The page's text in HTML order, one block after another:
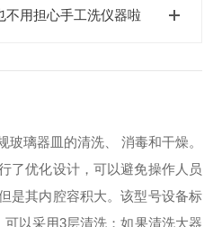
不用担心手工洗仪器啦
玻璃器皿的清洗、 消毒和干燥。
了优化设计，可以避免操作人员
是其内腔容积大。该型号设备标
以采用3层清洗；如果清洗大器